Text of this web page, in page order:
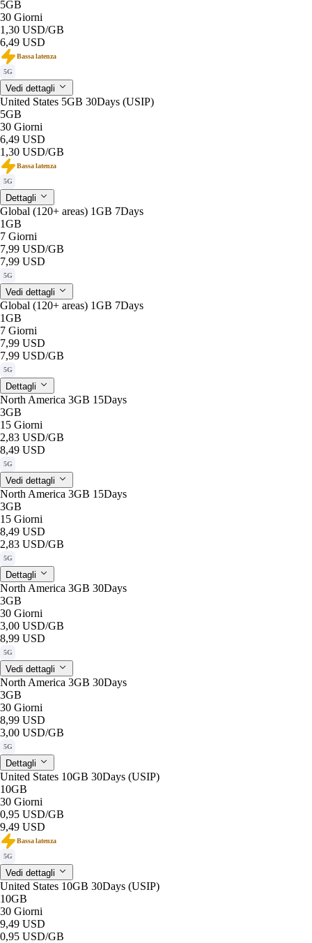
5GB
30 Giorni
1,30 USD/GB
6,49 USD
Bassa latenza
5G
Vedi dettagli
United States 5GB 30Days (USIP)
5GB
30 Giorni
6,49 USD
1,30 USD/GB
Bassa latenza
5G
Dettagli
Global (120+ areas) 1GB 7Days
1GB
7 Giorni
7,99 USD/GB
7,99 USD
5G
Vedi dettagli
Global (120+ areas) 1GB 7Days
1GB
7 Giorni
7,99 USD
7,99 USD/GB
5G
Dettagli
North America 3GB 15Days
3GB
15 Giorni
2,83 USD/GB
8,49 USD
5G
Vedi dettagli
North America 3GB 15Days
3GB
15 Giorni
8,49 USD
2,83 USD/GB
5G
Dettagli
North America 3GB 30Days
3GB
30 Giorni
3,00 USD/GB
8,99 USD
5G
Vedi dettagli
North America 3GB 30Days
3GB
30 Giorni
8,99 USD
3,00 USD/GB
5G
Dettagli
United States 10GB 30Days (USIP)
10GB
30 Giorni
0,95 USD/GB
9,49 USD
Bassa latenza
5G
Vedi dettagli
United States 10GB 30Days (USIP)
10GB
30 Giorni
9,49 USD
0,95 USD/GB